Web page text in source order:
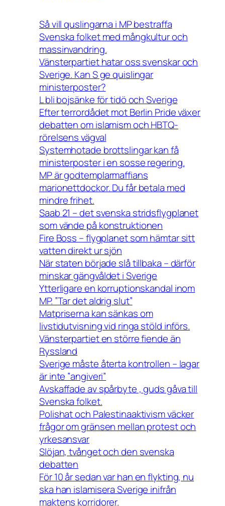
Så vill quslingarna i MP bestraffa
Svenska folket med mångkultur och
massinvandring.
Vänsterpartiet hatar oss svenskar och
Sverige. Kan S ge quislingar
ministerposter?
L bli bojsänke för tidö och Sverige
Efter terrordådet mot Berlin Pride växer
debatten om islamism och HBTQ-
rörelsens vägval
Systemhotade brottslingar kan få
ministerposter i en sosse regering.
MP är godtemplarmaffians
marionettdockor. Du får betala med
mindre frihet.
Saab 21 – det svenska stridsflygplanet
som vände på konstruktionen
Fire Boss – flygplanet som hämtar sitt
vatten direkt ur sjön
När staten började slå tillbaka – därför
minskar gängvåldet i Sverige
Ytterligare en korruptionskandal inom
MP. ”Tar det aldrig slut”
Matpriserna kan sänkas om
livstidutvisning vid ringa stöld införs.
Vänsterpartiet en större fiende än
Ryssland
Sverige måste återta kontrollen – lagar
är inte ”angiveri”
Avskaffade av spårbyte , guds gåva till
Svenska folket.
Polishat och Palestinaaktivism väcker
frågor om gränsen mellan protest och
yrkesansvar
Slöjan, tvånget och den svenska
debatten
För 10 år sedan var han en flykting, nu
ska han islamisera Sverige inifrån
maktens korridorer.